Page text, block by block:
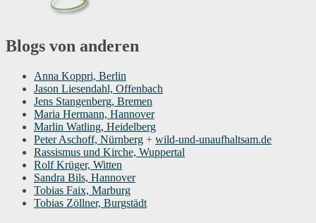
Blogs von anderen
Anna Koppri, Berlin
Jason Liesendahl, Offenbach
Jens Stangenberg, Bremen
Maria Hermann, Hannover
Marlin Watling, Heidelberg
Peter Aschoff, Nürnberg + wild-und-unaufhaltsam.de
Rassismus und Kirche, Wuppertal
Rolf Krüger, Witten
Sandra Bils, Hannover
Tobias Faix, Marburg
Tobias Zöllner, Burgstädt